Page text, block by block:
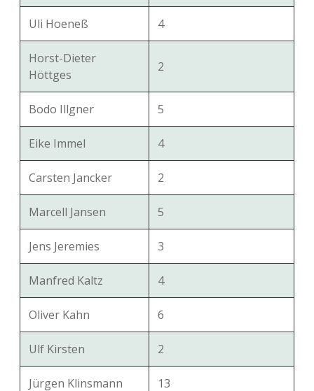
Uli Hoeneß 4
Horst-Dieter
Höttges
2
Bodo Illgner 5
Eike Immel 4
Carsten Jancker 2
Marcell Jansen 5
Jens Jeremies 3
Manfred Kaltz 4
Oliver Kahn 6
Ulf Kirsten 2
Jürgen Klinsmann 13